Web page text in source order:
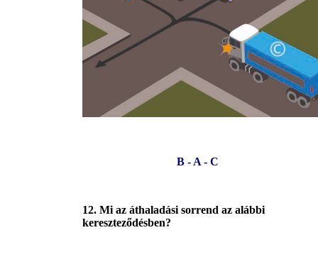
B - A - C
12. Mi az áthaladási sorrend az alábbi
kereszteződésben?